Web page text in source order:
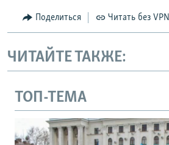
Поделиться Читать без VPN
ЧИТАЙТЕ ТАКЖЕ:
ТОП-ТЕМА